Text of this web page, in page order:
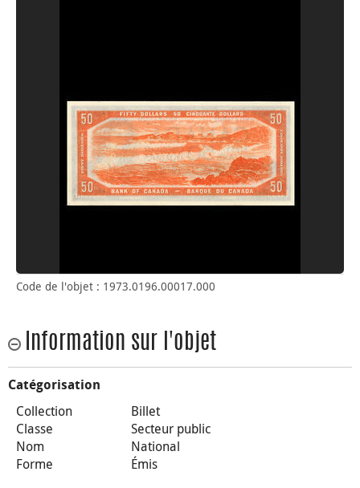
Code de l'objet : 1973.0196.00017.000
Information sur l'objet
Catégorisation
Collection
Billet
Classe
Secteur public
Nom
National
Forme
Émis